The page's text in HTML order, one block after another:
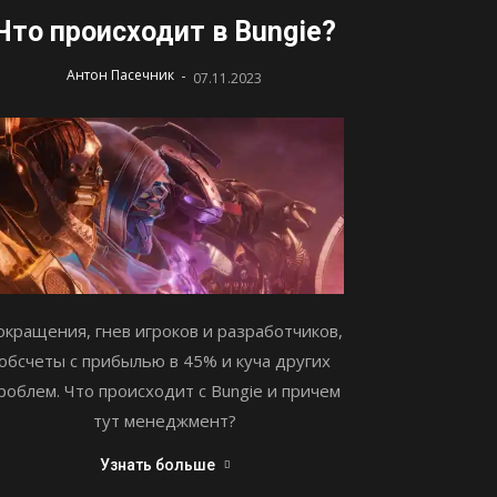
происходит в Bungie?
Антон Пасечник - 07.11.2023
гнев игроков и разработчиков,
с прибылью в 45% и куча других
Что происходит с Bungie и причем
тут менеджмент?
Узнать больше